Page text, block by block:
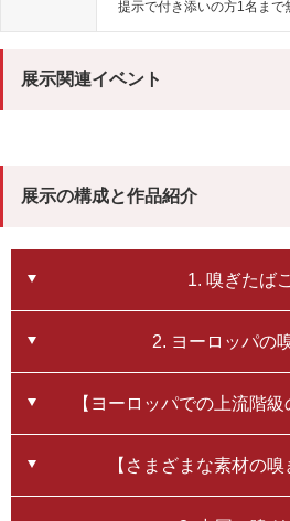
提示で付き添いの方1名まで
展示関連イベント
谷田 有史（元たばこと塩の博物館主任学芸
会場：3階視聴覚ホール
※WEBによる事前予約制で、定員は先着60名
生100円／満65歳以上・小中高校生50円）
鼻煙壺内画製作実演
展示の構成と作品紹介
1. 嗅ぎたば
2. ヨーロッパの
【ヨーロッパでの上流階級
【さまざまな素材の嗅